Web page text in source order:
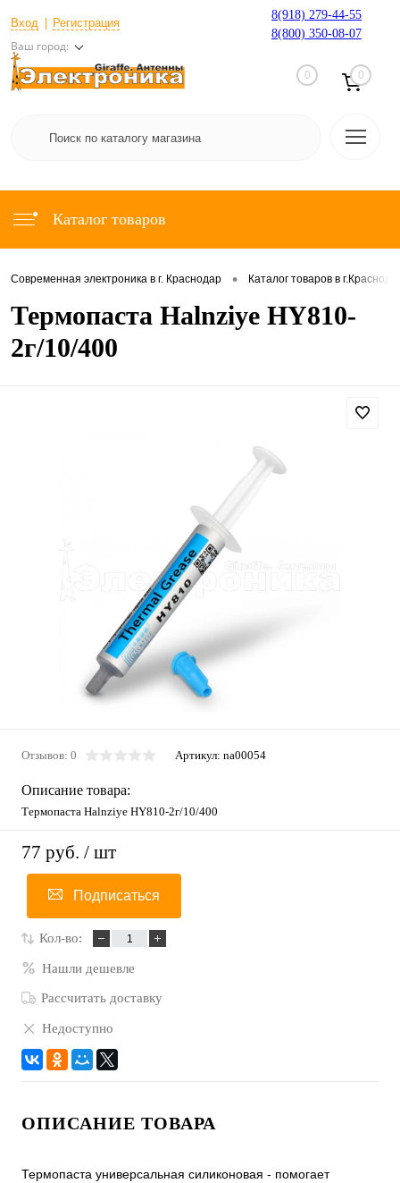
Вход Регистрация
Ваш город:
8(918) 279-44-55
8(800) 350-08-07
0 0
Каталог товаров
Современная электроника в г. Краснодар • Каталог товаров в
Термопаста Halnziye HY810-
2г/10/400
Отзывов: 0 Артикул: na00054
Описание товара:
Термопаста Halnziye HY810-2г/10/400
77 руб. / шт
Подписаться
Кол-во:
Нашли дешевле
Рассчитать доставку
Недоступно
ОПИСАНИЕ ТОВАРА
Термопаста универсальная силиконовая - помогает